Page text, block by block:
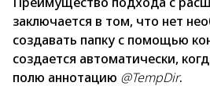
заключается в том, что нет
создавать папку с помощью
создается автоматически,
полю аннотацию @TempDir.